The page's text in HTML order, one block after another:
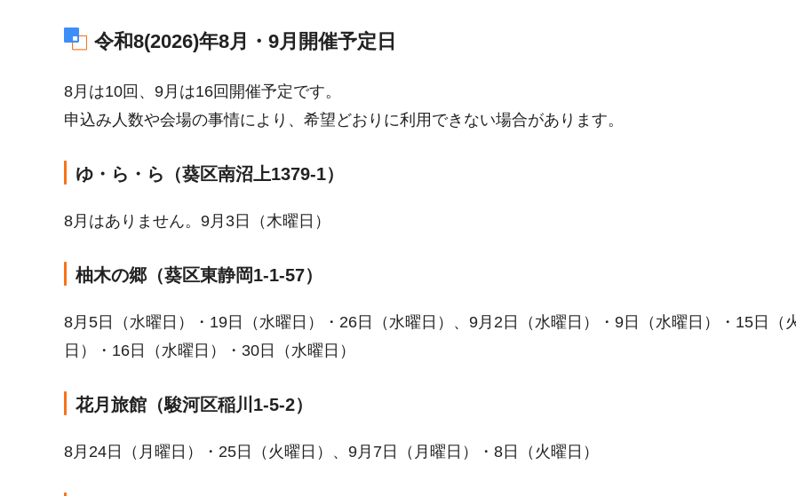
令和8(2026)年8月・9月開催予定日
8月は10回、9月は16回開催予定です。
申込み人数や会場の事情により、希望どおりに利用できない場合があります。
ゆ・ら・ら（葵区南沼上1379-1）
8月はありません。9月3日（木曜日）
柚木の郷（葵区東静岡1-1-57）
8月5日（水曜日）・19日（水曜日）・26日（水曜日）、9月2日（水曜日）・9日（水曜日）・15日（
日）・16日（水曜日）・30日（水曜日）
花月旅館（駿河区稲川1-5-2）
8月24日（月曜日）・25日（火曜日）、9月7日（月曜日）・8日（火曜日）